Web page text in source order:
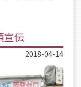
宣伝
2018-04-14